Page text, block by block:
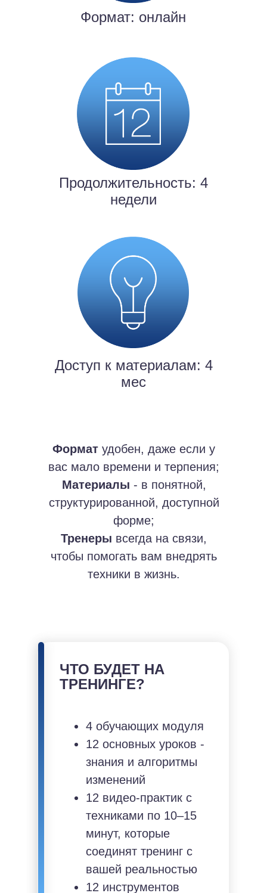
Формат: онлайн
Формат удобен, даже если у
вас мало времени и терпения;
Материалы - в понятной,
структурированной, доступной
форме;
Тренеры всегда на связи,
чтобы помогать вам внедрять
техники в жизнь.
Продолжительность: 4
недели
Доступ к материалам: 4
мес
ЧТО БУДЕТ НА
ТРЕНИНГЕ?
4 обучающих модуля
12 основных уроков -
знания и алгоритмы
изменений
12 видео-практик с
техниками по 10–15
минут, которые
соединят тренинг с
вашей реальностью
12 инструментов